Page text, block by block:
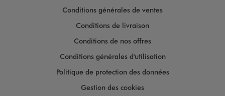
Conditions générales de ventes
Conditions de livraison
Conditions de nos offres
Conditions générales d'utilisation
Politique de protection des données
Gestion des cookies